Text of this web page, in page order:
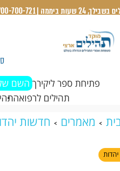
ביממה | 1-700-700-721
פתיחת ספר ליקירך השם
תהילים לרפואה
מאמרים חדשות
שני אחים?